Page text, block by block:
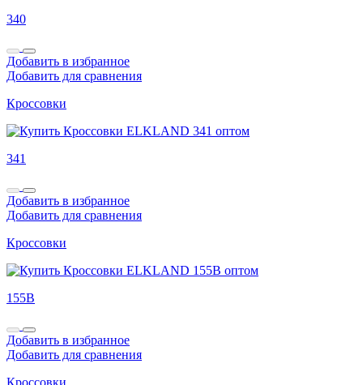
340
Добавить в избранное
Добавить для сравнения
Кроссовки
341
Добавить в избранное
Добавить для сравнения
Кроссовки
155B
Добавить в избранное
Добавить для сравнения
Кроссовки